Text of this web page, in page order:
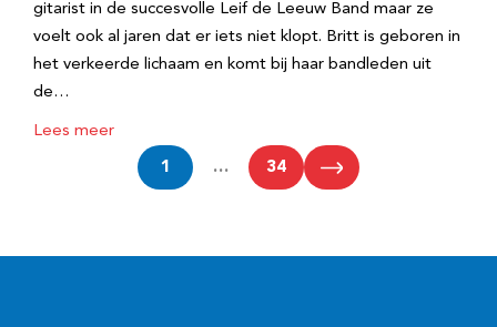
gitarist in de succesvolle Leif de Leeuw Band maar ze
voelt ook al jaren dat er iets niet klopt. Britt is geboren in
het verkeerde lichaam en komt bij haar bandleden uit
de…
Lees meer
1 … 34